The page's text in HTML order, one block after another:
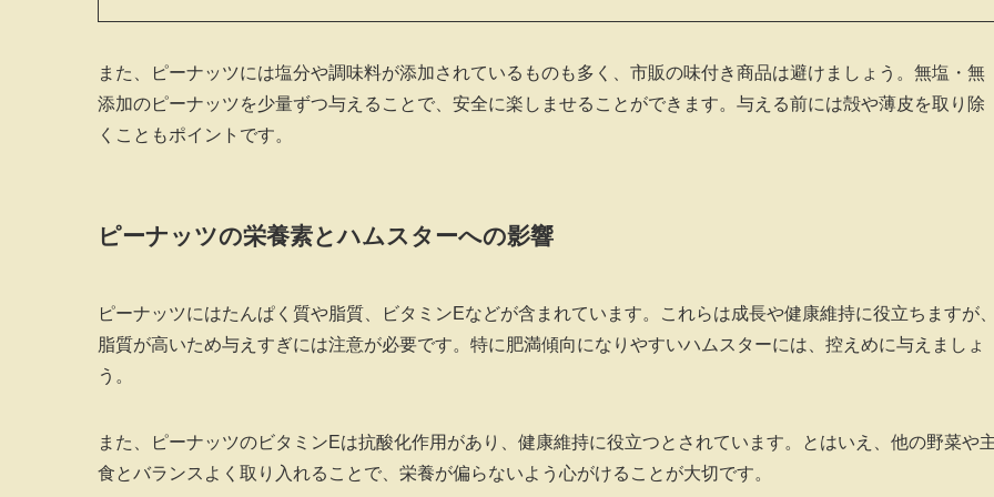
また、ピーナッツには塩分や調味料が添加されているものも多く、市販の味付き商品は避けましょう。無塩・無
添加のピーナッツを少量ずつ与えることで、安全に楽しませることができます。与える前には殻や薄皮を取り除
くこともポイントです。
ピーナッツの栄養素とハムスターへの影響
ピーナッツにはたんぱく質や脂質、ビタミンEなどが含まれています。これらは成長や健康維持に役立ちますが
脂質が高いため与えすぎには注意が必要です。特に肥満傾向になりやすいハムスターには、控えめに与えましょ
う。
また、ピーナッツのビタミンEは抗酸化作用があり、健康維持に役立つとされています。とはいえ、他の野菜や
食とバランスよく取り入れることで、栄養が偏らないよう心がけることが大切です。